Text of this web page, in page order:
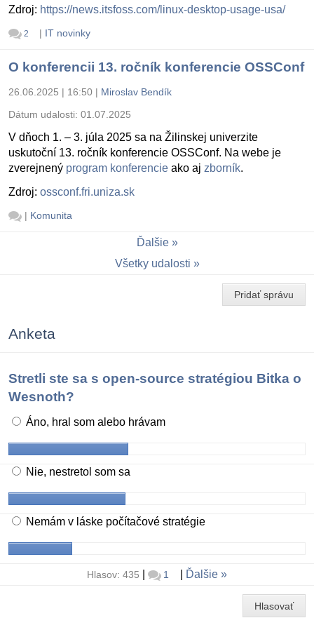
Zdroj: https://news.itsfoss.com/linux-desktop-usage-usa/
2 | IT novinky
O konferencii 13. ročník konferencie OSSConf
26.06.2025 | 16:50 | Miroslav Bendík
Dátum udalosti: 01.07.2025
V dňoch 1. – 3. júla 2025 sa na Žilinskej univerzite
uskutoční 13. ročník konferencie OSSConf. Na webe je
zverejnený program konferencie ako aj zborník.
Zdroj: ossconf.fri.uniza.sk
| Komunita
Ďalšie
Všetky udalosti
Pridať správu
Anketa
Stretli ste sa s open-source stratégiou Bitka o
Wesnoth?
Áno, hral som alebo hrávam
Nie, nestretol som sa
Nemám v láske počítačové stratégie
Hlasov: 435 1 Ďalšie
Hlasovať